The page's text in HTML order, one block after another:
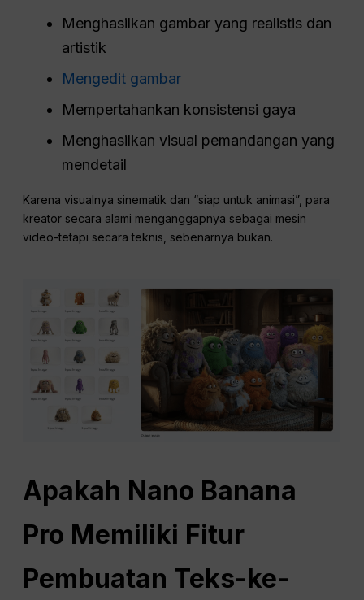
Menghasilkan gambar yang realistis dan
artistik
Mengedit gambar
Mempertahankan konsistensi gaya
Menghasilkan visual pemandangan yang
mendetail
Karena visualnya sinematik dan “siap untuk animasi”, para
kreator secara alami menganggapnya sebagai mesin
video-tetapi secara teknis, sebenarnya bukan.
Apakah Nano Banana
Pro Memiliki Fitur
Pembuatan Teks-ke-